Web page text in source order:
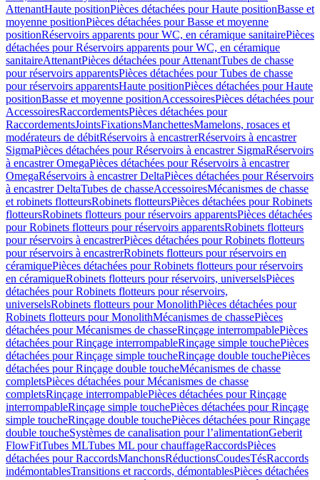
AttenantHaute positionPièces détachées pour Haute positionBasse et
moyenne positionPièces détachées pour Basse et moyenne
positionRéservoirs apparents pour WC, en céramique sanitairePièces
détachées pour Réservoirs apparents pour WC, en céramique
sanitaireAttenantPièces détachées pour AttenantTubes de chasse
pour réservoirs apparentsPièces détachées pour Tubes de chasse
pour réservoirs apparentsHaute positionPièces détachées pour Haute
positionBasse et moyenne positionAccessoiresPièces détachées pour
AccessoiresRaccordementsPièces détachées pour
RaccordementsJointsFixationsManchettesMamelons, rosaces et
modérateurs de débitRéservoirs à encastrerRéservoirs à encastrer
SigmaPièces détachées pour Réservoirs à encastrer SigmaRéservoirs
à encastrer OmegaPièces détachées pour Réservoirs à encastrer
OmegaRéservoirs à encastrer DeltaPièces détachées pour Réservoirs
à encastrer DeltaTubes de chasseAccessoiresMécanismes de chasse
et robinets flotteursRobinets flotteursPièces détachées pour Robinets
flotteursRobinets flotteurs pour réservoirs apparentsPièces détachées
pour Robinets flotteurs pour réservoirs apparentsRobinets flotteurs
pour réservoirs à encastrerPièces détachées pour Robinets flotteurs
pour réservoirs à encastrerRobinets flotteurs pour réservoirs en
céramiquePièces détachées pour Robinets flotteurs pour réservoirs
en céramiqueRobinets flotteurs pour réservoirs, universelsPièces
détachées pour Robinets flotteurs pour réservoirs,
universelsRobinets flotteurs pour MonolithPièces détachées pour
Robinets flotteurs pour MonolithMécanismes de chassePièces
détachées pour Mécanismes de chasseRinçage interrompablePièces
détachées pour Rinçage interrompableRinçage simple touchePièces
détachées pour Rinçage simple toucheRinçage double touchePièces
détachées pour Rinçage double toucheMécanismes de chasse
completsPièces détachées pour Mécanismes de chasse
completsRinçage interrompablePièces détachées pour Rinçage
interrompableRinçage simple touchePièces détachées pour Rinçage
simple toucheRinçage double touchePièces détachées pour Rinçage
double toucheSystèmes de canalisation pour l’alimentationGeberit
FlowFitTubes MLTubes ML pour chauffageRaccordsPièces
détachées pour RaccordsManchonsRéductionsCoudesTésRaccords
indémontablesTransitions et raccords, démontablesPièces détachées